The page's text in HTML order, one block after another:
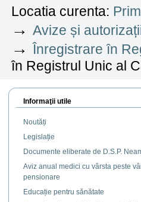
Locatia curenta:
→Avize și
→Înregistrare în
în Registrul Unic al
Informaţii utile
Noutăți
Legislație
Documente eliberate de D.S.P.
Aviz anual medici cu vârsta peste
pensionare
Educație pentru sănătate